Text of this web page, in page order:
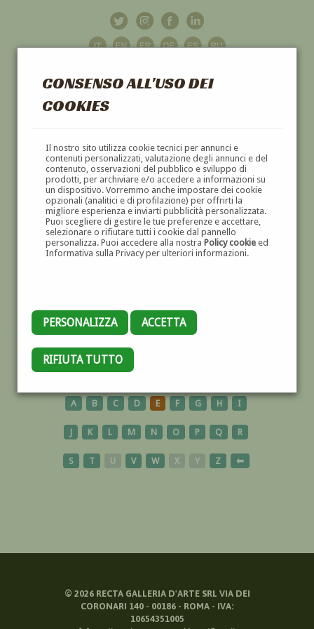
CONSENSO ALL'USO DEI
COOKIES
Il nostro sito utilizza cookie tecnici per annunci e
contenuti personalizzati, valutazione degli annunci e del
contenuto, osservazioni del pubblico e sviluppo di
prodotti, per archiviare e/o accedere a informazioni su
un dispositivo. Vorremmo anche impostare dei cookie
opzionali (analitici e di profilazione) per offrirti la
migliore esperienza e inviarti pubblicità personalizzata.
Puoi scegliere di gestire le tue preferenze e accettare,
selezionare o rifiutare tutti i cookie dal pannello
personalizza. Puoi accedere alla nostra Policy cookieed
Informativa sulla Privacy per ulteriori informazioni.
PERSONALIZZA ACCETTA
RIFIUTA TUTTO
GALLERIAD'ARTE
DIPINTI E SCULTURE '800 E '900
RITRATTO
A B C D E F G H I
J K L M N O P Q R
S T U V W X Y Z ⬅
© 2026RECTA GALLERIA D'ARTE SRL VIA DEI
CORONARI 140 - 00186 - ROMA - IVA:
10654351005